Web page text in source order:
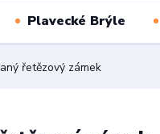
Plavecké Brýle
řetězový zámek